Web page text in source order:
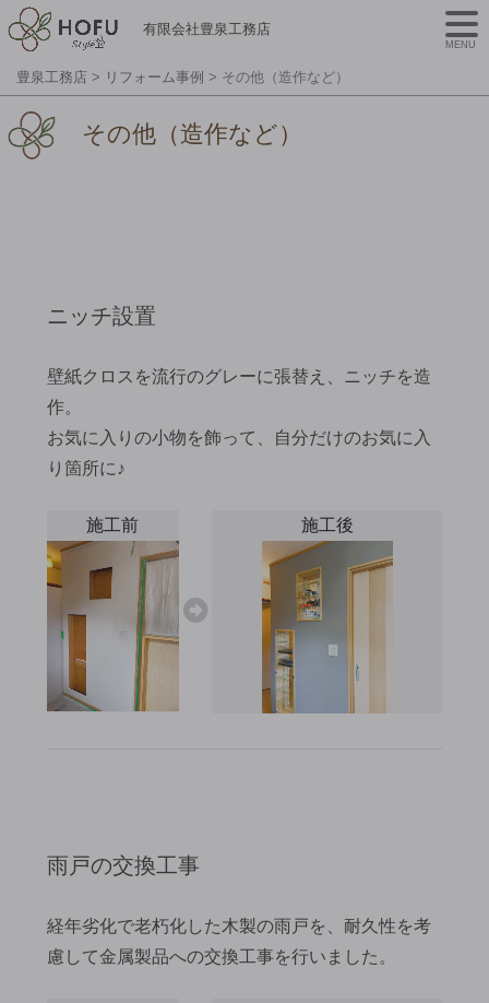
有限会社豊泉工務店
豊泉工務店 > リフォーム事例 > その他（造作など）
その他（造作など）
ニッチ設置
壁紙クロスを流行のグレーに張替え、ニッチを造
作。
お気に入りの小物を飾って、自分だけのお気に入
り箇所に♪
施工前 施工後
雨戸の交換工事
経年劣化で老朽化した木製の雨戸を、耐久性を考
慮して金属製品への交換工事を行いました。
MENU